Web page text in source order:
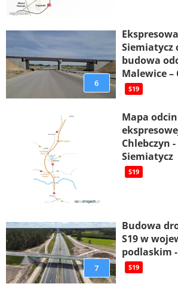
6
Siemiatycz
budowa
Malewice –
S19
Mapa
Chlebczyn
Siemiatycz
S19
7
Budowa
S19 w
podlaskim
S19